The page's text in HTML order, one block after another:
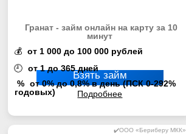
Гранат - займ онлайн на карту за 10
минут
💰 от 1 000 до 100 000 рублей
🕘 от 1 до 365 дней
% от 0% до 0,8% в день (ПСК 0-292%
годовых)
Взять займ
Подробнее
✔️ООО «Бериберу МКК»